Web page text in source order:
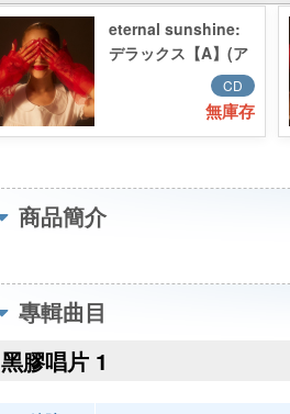
eternal sunshine:
デラックス【A】(ア
クリルスタンド付
き) 数量限定 日本独
CD
無庫存
商品簡介
專輯曲目
黑膠唱片 1